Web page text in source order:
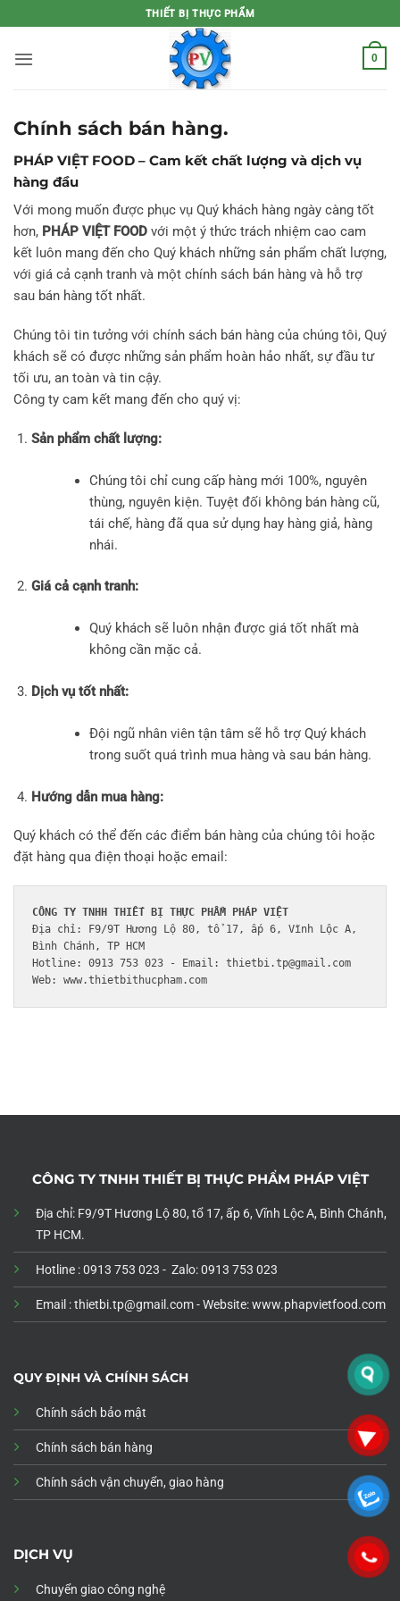
qua
nội
THIẾT BỊ THỰC PHẨM
0
Chính sách bán hàng.
PHÁP VIỆT FOOD – Cam kết chất lượng và dịch vụ
hàng đầu
Với mong muốn được phục vụ Quý khách hàng ngày càng tốt
hơn, PHÁP VIỆT FOOD với một ý thức trách nhiệm cao cam
kết luôn mang đến cho Quý khách những sản phẩm chất lượng,
với giá cả cạnh tranh và một chính sách bán hàng và hỗ trợ
sau bán hàng tốt nhất.
Chúng tôi tin tưởng với chính sách bán hàng của chúng tôi, Quý
khách sẽ có được những sản phẩm hoàn hảo nhất, sự đầu tư
tối ưu, an toàn và tin cậy.
Công ty cam kết mang đến cho quý vị:
Sản phẩm chất lượng:
Chúng tôi chỉ cung cấp hàng mới 100%, nguyên
thùng, nguyên kiện. Tuyệt đối không bán hàng cũ,
tái chế, hàng đã qua sử dụng hay hàng giả, hàng
nhái.
Giá cả cạnh tranh:
Quý khách sẽ luôn nhận được giá tốt nhất mà
không cần mặc cả.
Dịch vụ tốt nhất:
Đội ngũ nhân viên tận tâm sẽ hỗ trợ Quý khách
trong suốt quá trình mua hàng và sau bán hàng.
Hướng dẫn mua hàng:
Quý khách có thể đến các điểm bán hàng của chúng tôi hoặc
đặt hàng qua điện thoại hoặc email:
CÔNG TY TNHH THIẾT BỊ THỰC PHẨM PHÁP VIỆT
Địa chỉ: F9/9T Hương Lộ 80, tổ 17, ấp 6, Vĩnh Lộc A,
Bình Chánh, TP HCM
Hotline: 0913 753 023 - Email: thietbi.tp@gmail.com
Web: www.thietbithucpham.com
CÔNG TY TNHH THIẾT BỊ THỰC PHẨM PHÁP VIỆT
Địa chỉ: F9/9T Hương Lộ 80, tổ 17, ấp 6, Vĩnh Lộc A, Bình Chánh,
TP HCM.
Hotline : 0913 753 023 - Zalo: 0913 753 023
Email : thietbi.tp@gmail.com -Website: www.phapvietfood.com
QUY ĐỊNH VÀ CHÍNH SÁCH
Chính sách bảo mật
Chính sách bán hàng
Chính sách vận chuyển, giao hàng
DỊCH VỤ
Chuyển giao công nghệ